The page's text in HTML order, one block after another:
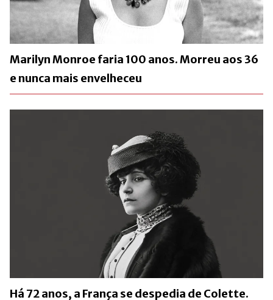
Marilyn Monroe faria 100 anos. Morreu aos 36
e nunca mais envelheceu
Há 72 anos, a França se despedia de Colette.